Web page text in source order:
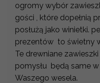
ogromy wybór
gości , które dopełnią
posłużą jako winietki.
prezentów to świetny
Te drewniane
pomysłu będą same
Waszego wesela.